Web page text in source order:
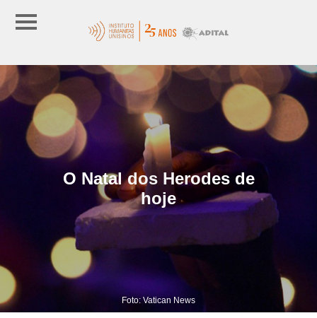
O Natal dos Herodes de
hoje
Foto: Vatican News